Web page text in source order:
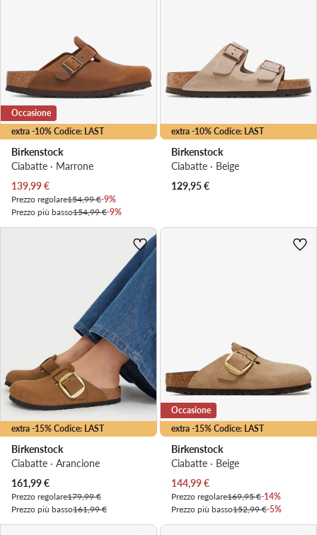
extra -10% Codice: LAST
Occasione
Birkenstock
Ciabatte · Marrone
Prezzo attuale
139,99€
Prezzo regolare154,99 €-9%
Prezzo più basso154,99 €-9%
extra -10% Codice: LAST
Birkenstock
Ciabatte · Beige
129,95€
extra -15% Codice: LAST
Birkenstock
Ciabatte · Arancione
Prezzo attuale
161,99€
Prezzo regolare179,99 €
Prezzo più basso161,99 €
extra -15% Codice: LAST
Occasione
Birkenstock
Ciabatte · Beige
Prezzo attuale
144,99€
Prezzo regolare169,95 €-14%
Prezzo più basso152,99 €-5%